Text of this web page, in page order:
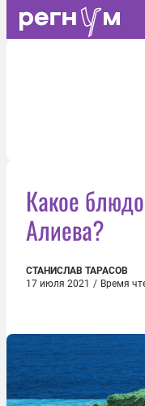
Какое
Алиева?
СТАНИСЛАВ ТАРАСОВ
17 июля 2021 / Время